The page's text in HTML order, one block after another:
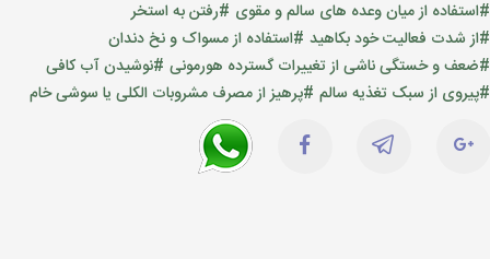
#استفاده از میان وعده های سالم و مقوی #رفتن به استخر
#از شدت فعالیت خود بکاهید #استفاده از مسواک و نخ دندان
#ضعف و خستگی ناشی از تغییرات گسترده هورمونی #نوشیدن آب کافی
#پیروی از سبک تغذیه سالم #پرهیز از مصرف مشروبات الکلی یا سوشی خام